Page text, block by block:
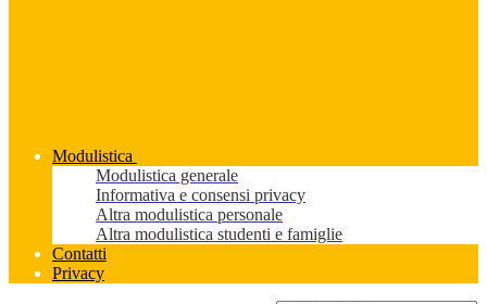
Modulistica
Modulistica generale
Informativa e consensi privacy
Altra modulistica personale
Altra modulistica studenti e famiglie
Contatti
Privacy